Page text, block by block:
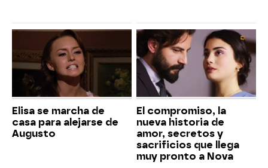
Elisa se marcha de
casa para alejarse de
Augusto
El compromiso, la
nueva historia de
amor, secretos y
sacrificios que llega
muy pronto a Nova